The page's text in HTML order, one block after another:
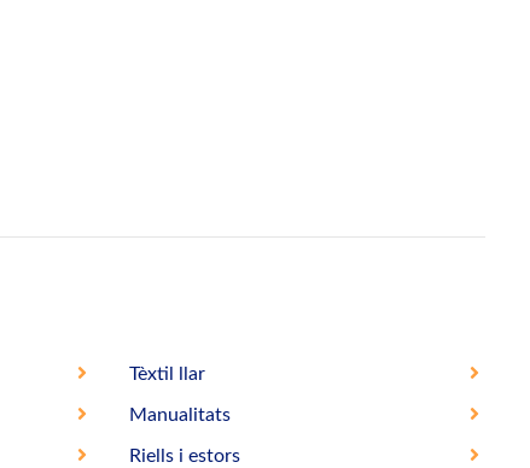
Tèxtil llar
Manualitats
Riells i estors